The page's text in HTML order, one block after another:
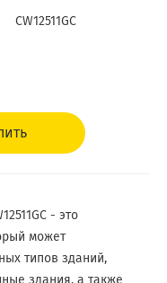
CW12511GC
- это
может
типов зданий,
здания, а также